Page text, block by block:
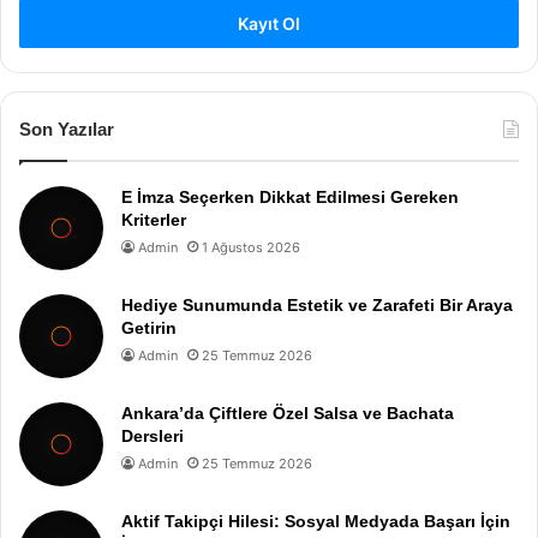
Kayıt Ol
Son Yazılar
E İmza Seçerken Dikkat Edilmesi Gereken
Kriterler
Admin 1 Ağustos 2026
Hediye Sunumunda Estetik ve Zarafeti Bir Araya
Getirin
Admin 25 Temmuz 2026
Ankara’da Çiftlere Özel Salsa ve Bachata
Dersleri
Admin 25 Temmuz 2026
Aktif Takipçi Hilesi: Sosyal Medyada Başarı İçin